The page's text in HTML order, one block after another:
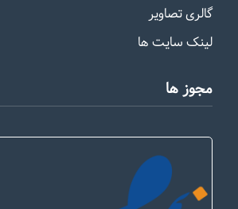
گالری تصاویر
لینک سایت ها
مجوز ها